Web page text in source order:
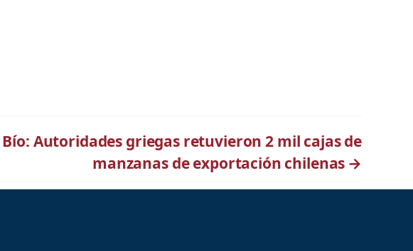
Bío: Autoridades griegas retuvieron 2 mil cajas de
manzanas de exportación chilenas →